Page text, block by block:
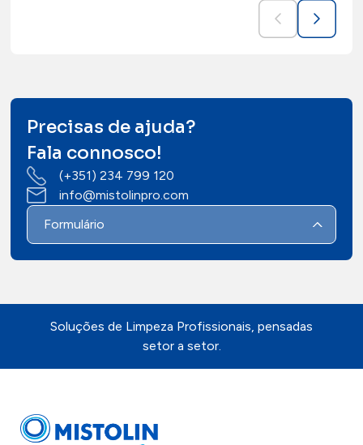
Precisas de ajuda?
Fala connosco!
(+351) 234 799 120
info@mistolinpro.com
Formulário
Soluções de Limpeza Profissionais, pensadas
setor a setor.